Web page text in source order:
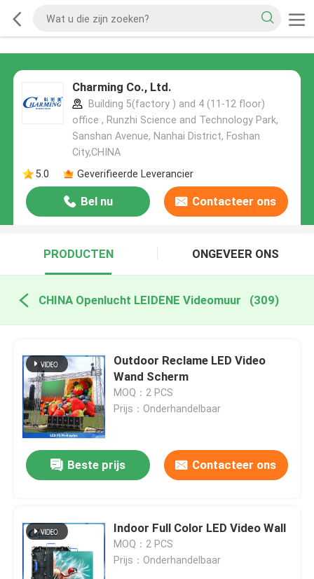
Charming Co., Ltd.
Building 5(factory ) and 4 (11-12 floor)
office , Runzhi Science and Technology Park,
Sanshan Avenue, Nanhai District, Foshan
City,CHINA
5.0
Geverifieerde Leverancier
Bel nu Contacteer ons
PRODUCTEN ONGEVEER ONS
CHINA Openlucht LEIDENE Videomuur (309)
Outdoor Reclame LED Video
Wand Scherm
MOQ：2 PCS
Prijs：Onderhandelbaar
Beste prijs Contacteer ons
Indoor Full Color LED Video Wall
MOQ：2 PCS
Prijs：Onderhandelbaar